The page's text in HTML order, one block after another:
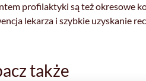
profilaktyki są też okresowe
lekarza i szybkie uzyskanie
także